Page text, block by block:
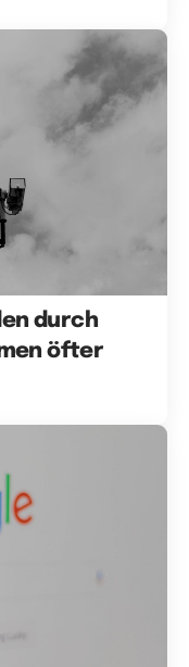
durch
öfter